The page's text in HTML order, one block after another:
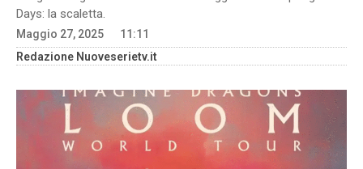
Days: la scaletta.
Maggio 27, 2025
11:11
Redazione Nuoveserietv.it